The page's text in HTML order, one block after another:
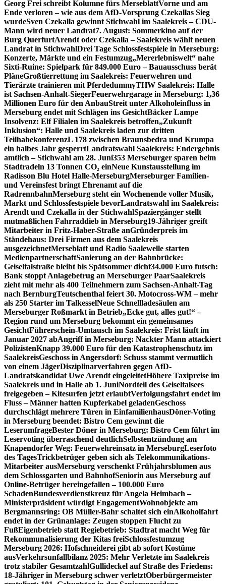
Georg Frei schreibt Kolumne fürs MerseblattVorne und am
Ende verloren – wie aus dem AfD-Vorsprung Czekallas Sieg
wurdeSven Czekalla gewinnt Stichwahl im Saalekreis – CDU-
Mann wird neuer Landrat7. August: Sommerkino auf der
Burg QuerfurtArendt oder Czekalla – Saalekreis wählt neuen
Landrat in StichwahlDrei Tage Schlossfestspiele in Merseburg:
Konzerte, Märkte und ein Festumzug„Mererlebniswelt“ nahe
Sixti-Ruine: Spielpark für 849.000 Euro – Bauausschuss berät
PläneGroßtierrettung im Saalekreis: Feuerwehren und
Tierärzte trainieren mit PferdedummyTHW Saalekreis: Halle
ist Sachsen-Anhalt-SiegerFeuerwehrgarage in Merseburg: 1,36
Millionen Euro für den AnbauStreit unter Alkoholeinfluss in
Merseburg endet mit Schlägen ins GesichtBäcker Lampe
Insolvenz: Elf Filialen im Saalekreis betroffen„Zukunft
Inklusion“: Halle und Saalekreis laden zur dritten
TeilhabekonferenzL 178 zwischen Braunsbedra und Krumpa
ein halbes Jahr gesperrtLandratswahl Saalekreis: Endergebnis
amtlich – Stichwahl am 28. Juni353 Merseburger sparen beim
Stadtradeln 13 Tonnen CO₂ einNeue Kunstausstellung im
Radisson Blu Hotel Halle-MerseburgMerseburger Familien-
und Vereinsfest bringt Ehrenamt auf die
RadrennbahnMerseburg steht ein Wochenende voller Musik,
Markt und Schlossfestspiele bevorLandratswahl im Saalekreis:
Arendt und Czekalla in der StichwahlSpaziergänger stellt
mutmaßlichen Fahrraddieb in Merseburg19-Jähriger greift
Mitarbeiter in Fritz-Haber-Straße anGründerpreis im
Ständehaus: Drei Firmen aus dem Saalekreis
ausgezeichnetMerseblatt und Radio Saalewelle starten
MedienpartnerschaftSanierung an der Bahnbrücke:
Geiseltalstraße bleibt bis Spätsommer dicht34.000 Euro futsch:
Bank stoppt Anlagebetrug an Merseburger PaarSaalekreis
zieht mit mehr als 400 Teilnehmern zum Sachsen-Anhalt-Tag
nach BernburgTeutschenthal feiert 30. Motocross-WM – mehr
als 250 Starter im TalkesselNeue Schnellladesäulen am
Merseburger Roßmarkt in Betrieb„Ecke gut, alles gut!“ –
Region rund um Merseburg bekommt ein gemeinsames
GesichtFührerschein-Umtausch im Saalekreis: Frist läuft im
Januar 2027 abAngriff in Merseburg: Nackter Mann attackiert
PolizistenKnapp 39.000 Euro für den Katastrophenschutz im
SaalekreisGeschoss in Angersdorf: Schuss stammt vermutlich
von einem JägerDisziplinarverfahren gegen AfD-
Landratskandidat Uwe Arendt eingeleitetHöhere Taxipreise im
Saalekreis und in Halle ab 1. JuniNordteil des Geiseltalsees
freigegeben – Kitesurfen jetzt erlaubtVerfolgungsfahrt endet im
Fluss – Männer hatten Kupferkabel geladenGeschoss
durchschlägt mehrere Türen in EinfamilienhausDöner-Voting
in Merseburg beendet: Bistro Cem gewinnt die
LeserumfrageBester Döner in Merseburg: Bistro Cem führt im
Leservoting überraschend deutlichSelbstentzündung am
Knapendorfer Weg: Feuerwehreinsatz in MerseburgLeserfoto
des TagesTrickbetrüger geben sich als Telekommunikations-
Mitarbeiter ausMerseburg verschenkt Frühjahrsblumen aus
dem Schlossgarten und BahnhofSeniorin aus Merseburg auf
Online-Betrüger hereingefallen – 100.000 Euro
SchadenBundesverdienstkreuz für Angela Heimbach –
Ministerpräsident würdigt EngagementWohnobjekte am
Bergmannsring: OB Müller-Bahr schaltet sich einAlkoholfahrt
endet in der Grünanlage: Zeugen stoppen Flucht zu
FußEigenbetrieb statt Regiebetrieb: Stadtrat macht Weg für
Rekommunalisierung der Kitas freiSchlossfestumzug
Merseburg 2026: Hofschneiderei gibt ab sofort Kostüme
ausVerkehrsunfallbilanz 2025: Mehr Verletzte im Saalekreis
trotz stabiler GesamtzahlGullideckel auf Straße des Friedens:
18-Jähriger in Merseburg schwer verletztOberbürgermeister